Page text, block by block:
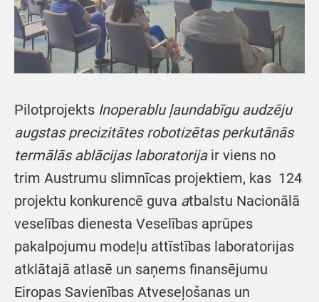
Pilotprojekts Inoperablu ļaundabīgu audzēju
augstas precizitātes robotizētas perkutānās
termālās ablācijas laboratorija ir viens no
trim Austrumu slimnīcas projektiem, kas 124
projektu konkurencē guva atbalstu Nacionālā
veselības dienesta Veselības aprūpes
pakalpojumu modeļu attīstības laboratorijas
atklātajā atlasē un saņems finansējumu
Eiropas Savienības Atveseļošanas un